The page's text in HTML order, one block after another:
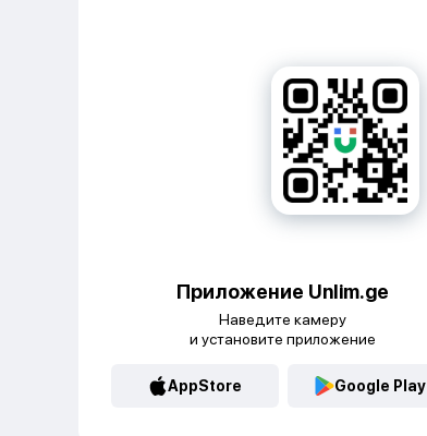
Приложение Unlim.ge
Наведите камеру
и установите приложение
AppStore Google Play